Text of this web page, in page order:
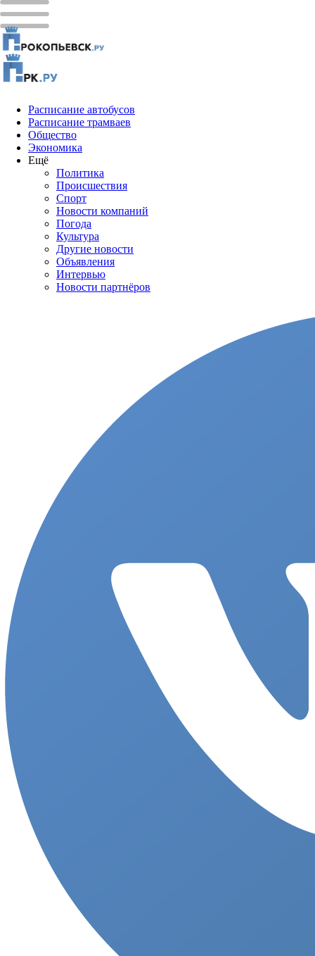
Расписание автобусов
Расписание трамваев
Общество
Экономика
Ещё
Политика
Проиcшествия
Спорт
Новости компаний
Погода
Культура
Другие новости
Объявления
Интервью
Новости партнёров